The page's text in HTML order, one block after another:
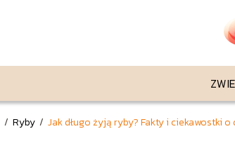
/ Ryby / Jak długo żyją ryby? Fakty i ciekawostki o